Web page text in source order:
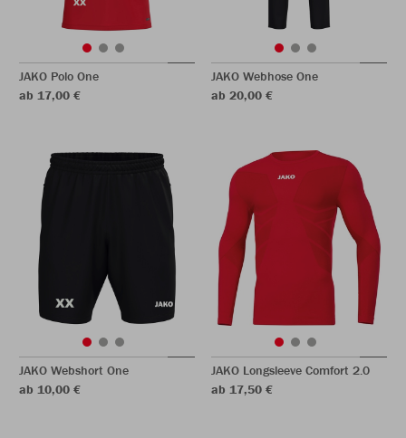
JAKO Polo One
ab 17,00 €
JAKO Webhose One
ab 20,00 €
JAKO Webshort One
ab 10,00 €
JAKO Longsleeve Comfort 2.0
ab 17,50 €